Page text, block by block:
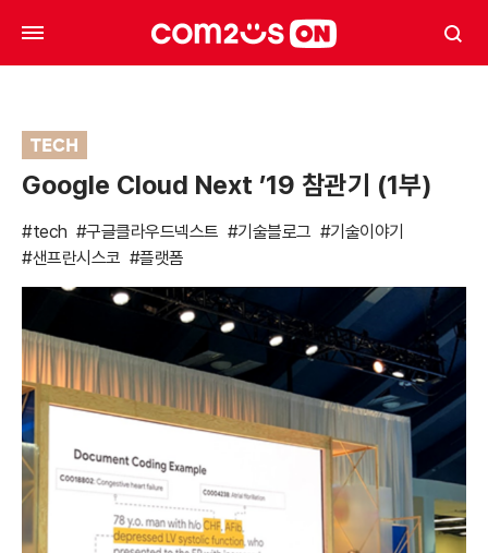
TECH
Google Cloud Next ’19 참관기 (1부)
#tech #구글클라우드넥스트 #기술블로그 #기술이야기
#샌프란시스코 #플랫폼